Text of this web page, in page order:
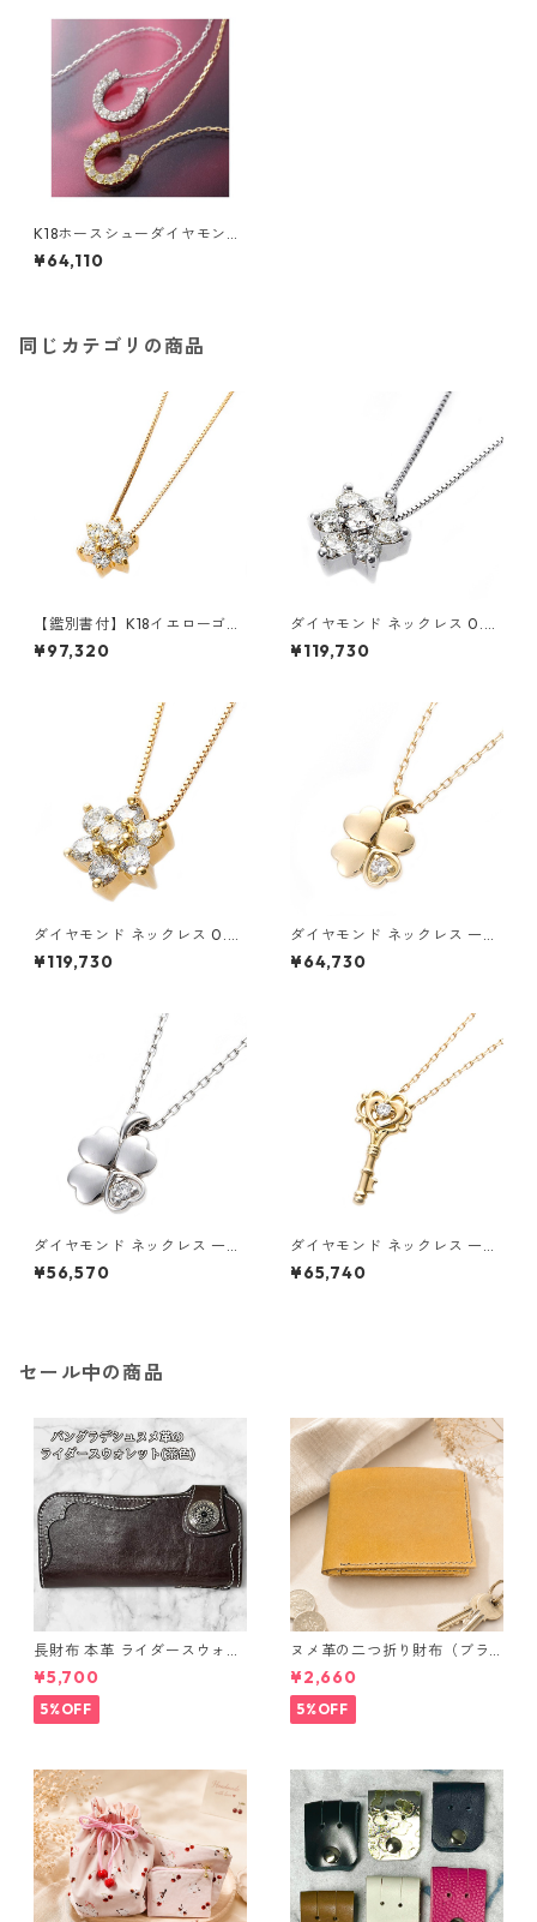
K18ホースシューダイヤモンド
ペンダント/ネックレス WG ジ
ュエリー アクセサリー レディ
¥64,110
同じカテゴリの商品
【鑑別書付】K18イエローゴー
ルド 天然ダイヤネックレス ダ
イヤモンドペンダント/ネック
¥97,320
ダイヤモンド ネックレス 0.3c
t K18 ホワイトゴールド 0.3カ
ラット 花 フラワーモチーフ ペ
¥119,730
ダイヤモンド ネックレス 0.3c
t K18 イエローゴールド 0.3カ
ラット 花 フラワーモチーフ ペ
¥119,730
ダイヤモンド ネックレス 一粒
0.014ct K18 イエローゴール
ド 四葉 クローバーモチーフ ペ
¥64,730
ダイヤモンド ネックレス 一粒
0.014ct プラチナ Pt900 四
葉 クローバーモチーフ ペンダ
¥56,570
ダイヤモンド ネックレス 一粒
K18 イエローゴールド 鍵 キー
モチーフ ペンダント 鑑別カー
¥65,740
セール中の商品
長財布 本革 ライダースウォレ
ット 国産 ヌメ革 ブラウン バ
ングラデシュ l175 レザー 革財
布 ハンドメイド 経年変化
¥5,700
5%OFF
ヌメ革の二つ折り財布（ブラ
ウン系）
¥2,660
5%OFF